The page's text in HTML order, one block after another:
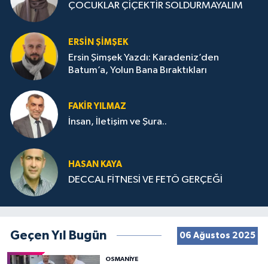
ÇOCUKLAR ÇİÇEKTİR SOLDURMAYALIM
ERSIN ŞIMŞEK
Ersin Şimşek Yazdı: Karadeniz’den
Batum’a, Yolun Bana Bıraktıkları
FAKIR YILMAZ
İnsan, İletişim ve Şura..
HASAN KAYA
DECCAL FİTNESİ VE FETÖ GERÇEĞİ
Geçen Yıl Bugün 06 Ağustos 2025
OSMANIYE